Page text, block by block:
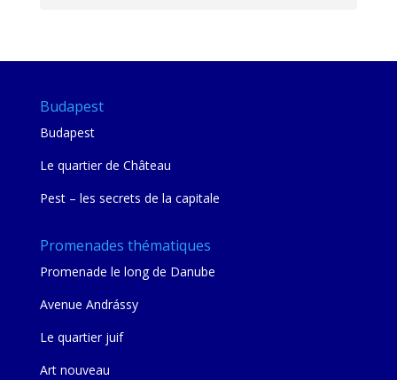
Budapest
Budapest
Le quartier de Château
Pest – les secrets de la capitale
Promenades thématiques
Promenade le long de Danube
Avenue Andrássy
Le quartier juif
Art nouveau